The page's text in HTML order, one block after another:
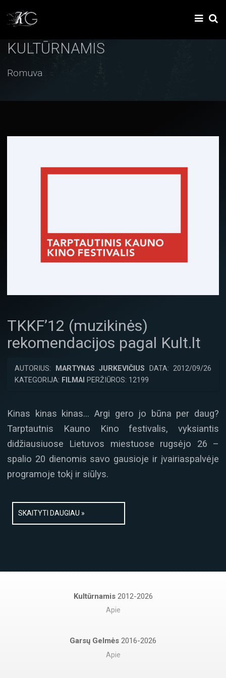
KULTŪRNAMIS
Romuva
TKKF’12 (muzikinės)
rekomendacijos pagal Kult.lt
AUTORIUS: MARTYNAS JURKEVIČIUS DATA: 2012/09/26
KATEGORIJA: FILMAI PERŽIŪROS: 12199
Kinas kinas kinas… Argi gero jo būna per daug?
Tarptautnis Kauno Kino festivalis, vyksiantis
didžiausiuose Lietuvos miestuose rugsėjo 26 –
spalio 20 dienomis savo gausioje ir įvairiaspalvėje
programoje tokį ir siūlys.
SKAITYTI DAUGIAU »
Kultūrnamis 2012-2026
Apie
Garsų Gelmės 2016-2026
Apie